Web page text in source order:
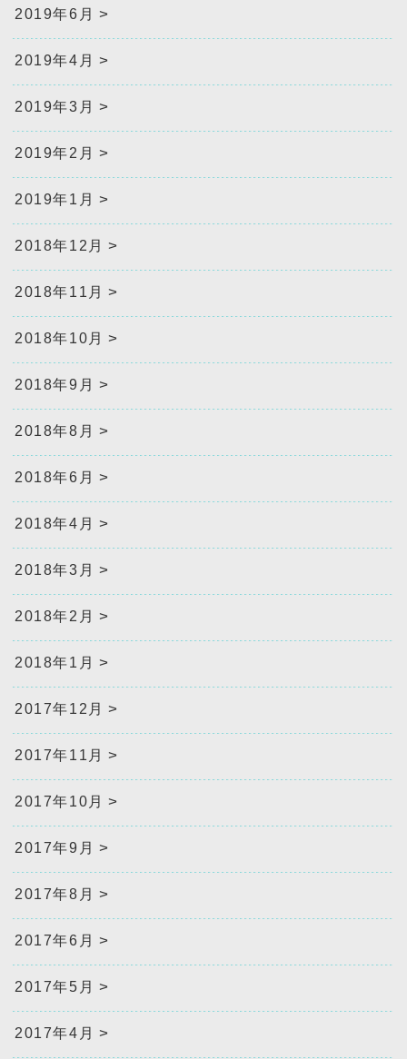
2019年6月
2019年4月
2019年3月
2019年2月
2019年1月
2018年12月
2018年11月
2018年10月
2018年9月
2018年8月
2018年6月
2018年4月
2018年3月
2018年2月
2018年1月
2017年12月
2017年11月
2017年10月
2017年9月
2017年8月
2017年6月
2017年5月
2017年4月